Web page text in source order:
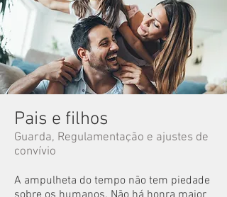
Pais e filhos
Guarda, Regulamentação e ajustes de
convívio
​A ampulheta do tempo não tem piedade